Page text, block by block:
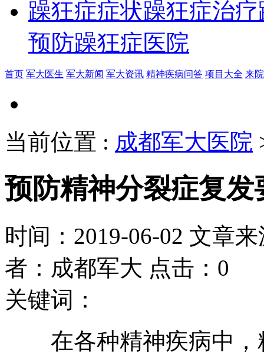
躁狂症症状躁狂症治疗
预防躁狂症医院
首页 军大医生 军大新闻 军大资讯 精神疾病问答 项目大全 来
当前位置 : 成都军大医院
预防精神分裂症复
时间：2019-06-02 文章
者：成都军大 点击：0
关键词：
在各种精神疾病中，